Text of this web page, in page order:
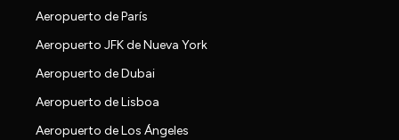
Aeropuerto de París
Aeropuerto JFK de Nueva York
Aeropuerto de Dubai
Aeropuerto de Lisboa
Aeropuerto de Los Ángeles